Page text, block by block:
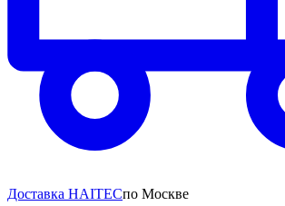
Доставка HAITECпо Москве